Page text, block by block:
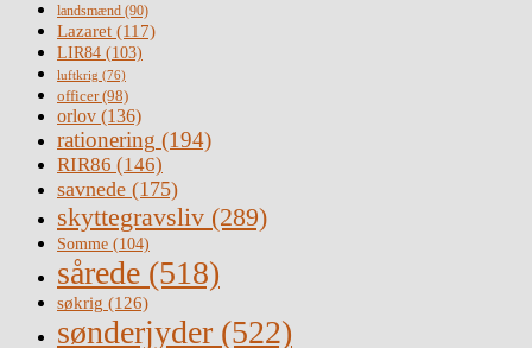
landsmænd (90)
Lazaret (117)
LIR84 (103)
luftkrig (76)
officer(98)
orlov (136)
rationering (194)
RIR86 (146)
savnede (175)
skyttegravsliv (289)
Somme (104)
sårede (518)
søkrig (126)
sønderjyder (522)